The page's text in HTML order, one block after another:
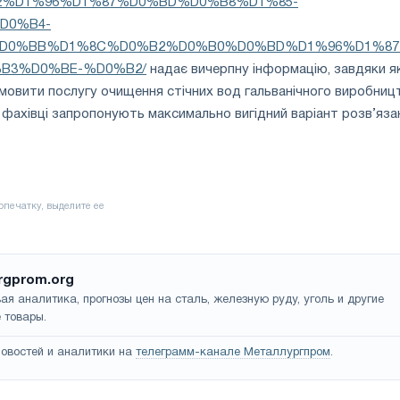
%D0%B2/ надає вичерпну інформацію, завдяки
послугу очищення стічних вод гальванічного
запропонують максимально вигідний варіант
аналитика, прогнозы цен на сталь, железную руду, уголь и другие
товары.
и аналитики на телеграмм-канале Металлургпром.